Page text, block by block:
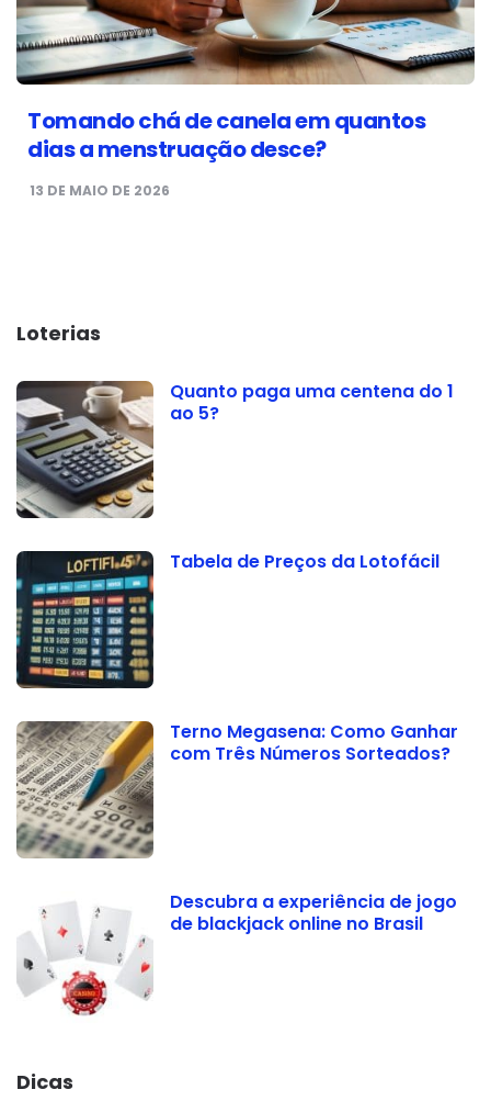
Tomando chá de canela em quantos
dias a menstruação desce?
13 DE MAIO DE 2026
Loterias
Quanto paga uma centena do 1
ao 5?
Tabela de Preços da Lotofácil
Terno Megasena: Como Ganhar
com Três Números Sorteados?
Descubra a experiência de jogo
de blackjack online no Brasil
Dicas